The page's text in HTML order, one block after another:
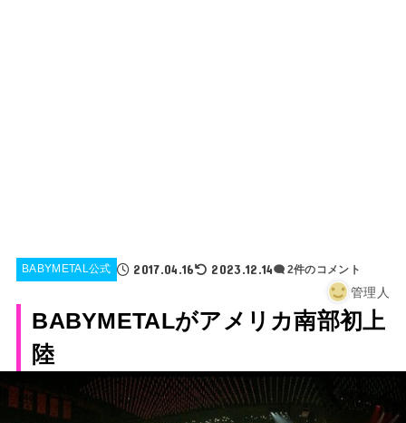
BABYMETAL公式 2017.04.16 2023.12.14 2件のコメント
管理人
BABYMETALがアメリカ南部初上
陸